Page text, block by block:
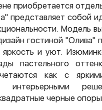
приобретается
представляет собой
Модель
гостиной "Олива"
яркость и уют.
пастельного
как с
интерьерными
черные